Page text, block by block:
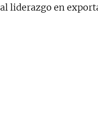
al liderazgo en